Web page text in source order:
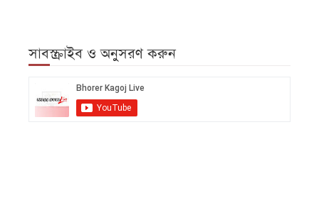
সাবস্ক্রাইব ও অনুসরণ করুন